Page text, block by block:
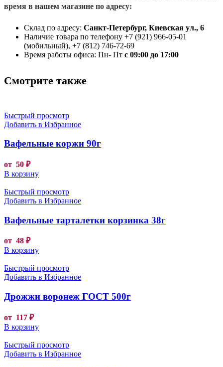
время в нашем магазине по адресу:
Склад по адресу: Санкт-Петербург, Киевская ул., 6
Наличие товара по телефону +7 (921) 966-05-01
(мобильный), +7 (812) 746-72-69
Время работы офиса: Пн- Пт с 09:00 до 17:00
Смотрите также
Быстрый просмотр
Добавить в Избранное
Вафельные коржи 90г
от 50 ₽
В корзину
Быстрый просмотр
Добавить в Избранное
Вафельные тарталетки корзинка 38г
от 48 ₽
В корзину
Быстрый просмотр
Добавить в Избранное
Дрожжи воронеж ГОСТ 500г
от 117 ₽
В корзину
Быстрый просмотр
Добавить в Избранное